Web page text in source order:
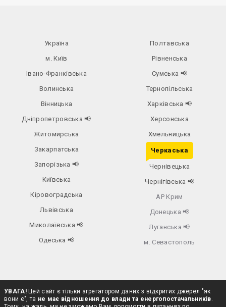
Україна
м. Київ
Івано-Франківська
Волинська
Вінницька
Дніпропетровська📢
Житомирська
Закарпатська
Запорізька 📢
Київська
Кіровоградська
Львівська
Миколаївська📢
Одеська📢
Полтавська
Рівненська
Сумська 📢
Тернопільська
Харківська 📢
Херсонська
Хмельницька
Черкаська
Чернівецька
Чернігівська 📢
АР Крим
Донецька 📢
Луганська 📢
м. Севастополь
УВАГА!Цей сайт є тільки агрегатором даних з відкритих джерел "як
вони є", та не має відношення до влади та енергопостачальників.